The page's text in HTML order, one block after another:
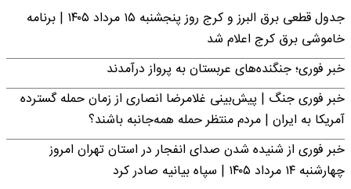
جدول قطعی برق البرز و کرج روز پنجشنبه ۱۵ مرداد ۱۴۰۵ | برنامه
خاموشی برق کرج اعلام شد
خبر فوری؛ جنگنده‌های عربستان به پرواز درآمدند
خبر فوری جنگ | پیش‌بینی غلامرضا انصاری از زمان حمله گسترده
آمریکا به ایران | مردم منتظر حمله همه‌جانبه باشند؟
خبر فوری از شنیده شدن صدای انفجار در استان تهران امروز
چهارشنبه ۱۴ مرداد ۱۴۰۵ | سپاه بیانیه صادر کرد